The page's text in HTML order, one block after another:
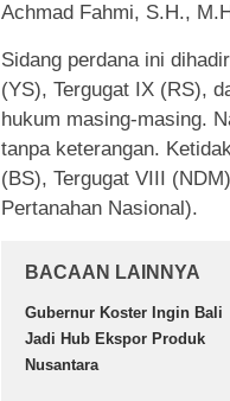
Achmad Fahmi, S.H.,
Sidang perdana ini
(YS), Tergugat IX (RS),
hukum masing-masing.
tanpa keterangan.
(BS), Tergugat VIII
Pertanahan Nasional).
BACAAN LAINNYA
Gubernur Koster Ingin Bali
Jadi Hub Ekspor Produk
Nusantara